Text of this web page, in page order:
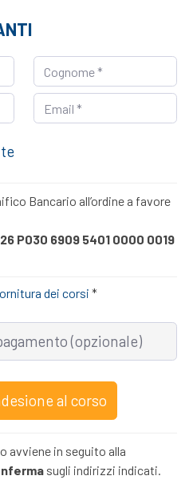
Bancario all’ordine a favore
P030 6909 5401 0000 0019
dei corsi *
(opzionale)
al corso
avviene in seguito alla
sugli indirizzi indicati.